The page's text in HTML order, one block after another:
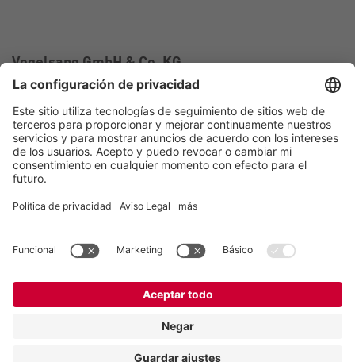
Vogelsang GmbH & Co. KG
Holthoege 10-14
49632 Essen (Oldenburg)
Alemania
Contacto
germany@vogelsang.info
Política de privacidad